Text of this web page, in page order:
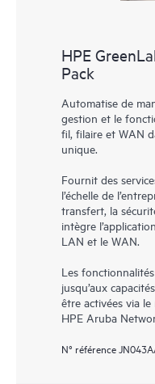
HPE
Pack
Automatise de
gestion et le
fil, filaire et WAN
unique.
Fournit des
l’échelle de
transfert, la
intègre
LAN et le WAN.
Les
jusqu’aux
être activées via
HPE Aruba
N° référence